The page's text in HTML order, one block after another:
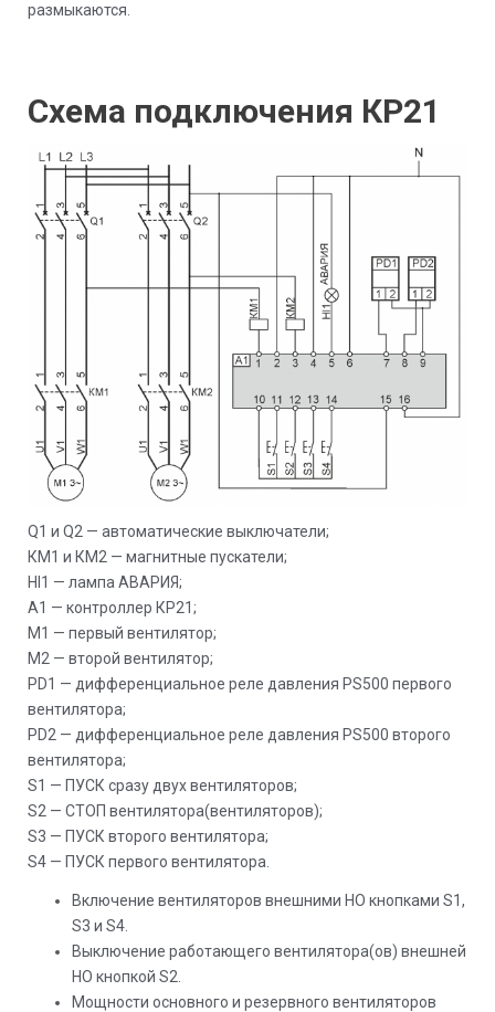
размыкаются.
Схема подключения КР21
Q1 и Q2 — автоматические выключатели;
КМ1 и КМ2 — магнитные пускатели;
Hl1 — лампа АВАРИЯ;
А1 — контроллер КР21;
M1 — первый вентилятор;
М2 — второй вентилятор;
РD1 — дифференциальное реле давления PS500 первого
вентилятора;
РD2 — дифференциальное реле давления PS500 второго
вентилятора;
S1 — ПУСК сразу двух вентиляторов;
S2 — СТОП вентилятора(вентиляторов);
S3 — ПУСК второго вентилятора;
S4 — ПУСК первого вентилятора.
Включение вентиляторов внешними НО кнопками S1,
S3 и S4.
Выключение работающего вентилятора(ов) внешней
НО кнопкой S2.
Мощности основного и резервного вентиляторов